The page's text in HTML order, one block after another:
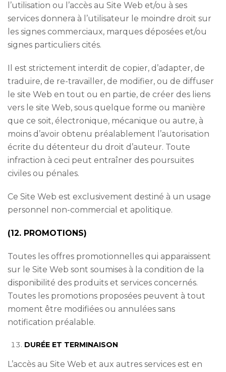
l’utilisation ou l’accès au Site Web et/ou à ses
services donnera à l’utilisateur le moindre droit sur
les signes commerciaux, marques déposées et/ou
signes particuliers cités.
Il est strictement interdit de copier, d’adapter, de
traduire, de re-travailler, de modifier, ou de diffuser
le site Web en tout ou en partie, de créer des liens
vers le site Web, sous quelque forme ou manière
que ce soit, électronique, mécanique ou autre, à
moins d’avoir obtenu préalablement l’autorisation
écrite du détenteur du droit d’auteur. Toute
infraction à ceci peut entraîner des poursuites
civiles ou pénales.
Ce Site Web est exclusivement destiné à un usage
personnel non-commercial et apolitique.
(12. PROMOTIONS)
Toutes les offres promotionnelles qui apparaissent
sur le Site Web sont soumises à la condition de la
disponibilité des produits et services concernés.
Toutes les promotions proposées peuvent à tout
moment être modifiées ou annulées sans
notification préalable.
DURÉE ET TERMINAISON
L’accès au Site Web et aux autres services est en